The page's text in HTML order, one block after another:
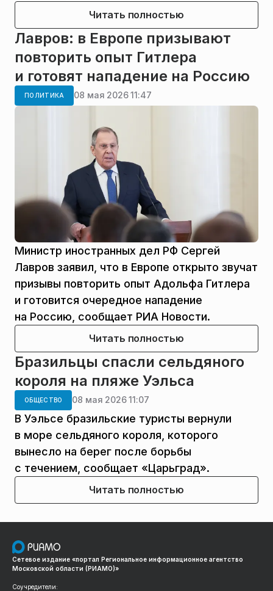
Читать полностью
Лавров: в Европе призывают
повторить опыт Гитлера
и готовят нападение на Россию
ПОЛИТИКА 08 мая 2026 11:47
Министр иностранных дел РФ Сергей
Лавров заявил, что в Европе открыто звучат
призывы повторить опыт Адольфа Гитлера
и готовится очередное нападение
на Россию, сообщает РИА Новости.
Читать полностью
Бразильцы спасли сельдяного
короля на пляже Уэльса
ОБЩЕСТВО 08 мая 2026 11:07
В Уэльсе бразильские туристы вернули
в море сельдяного короля, которого
вынесло на берег после борьбы
с течением, сообщает «Царьград».
Читать полностью
Сетевое издание «портал Региональное информационное агентство
Московской области (РИАМО)»
Соучредители: